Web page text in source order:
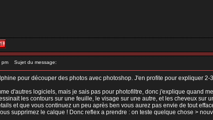
pm Sujet du message:
pour découper des photos avec photoshop. J'en profite pour expliquer 2-
d'autres logiciels, mais je sais pas pour photofiltre, donc j'explique quand
les contours sur une feuille, le visage sur une autre, et les cheveux sur
et que vous continuez un peu après ben vous aurez pas envie de tout
supprimez le calque ! Donc reflex a prendre : on teste quelque chose >